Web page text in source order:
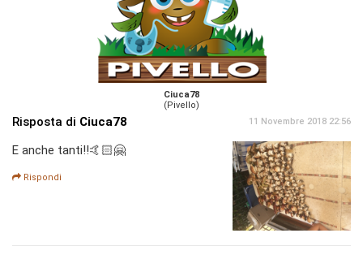
Ciuca78
(Pivello)
Risposta di Ciuca78 11 Novembre 2018 22:56
E anche tanti!!🤙🏻🤗
Rispondi